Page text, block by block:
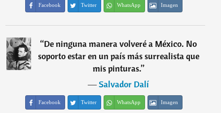
Facebook Twitter WhatsApp Imagen
“De ninguna manera volveré a México. No
soporto estar en un país más surrealista que
mis pinturas.”
―Salvador Dalí
Facebook Twitter WhatsApp Imagen